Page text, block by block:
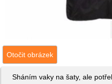
Otočit obrázek
Sháním vaky na šaty, ale